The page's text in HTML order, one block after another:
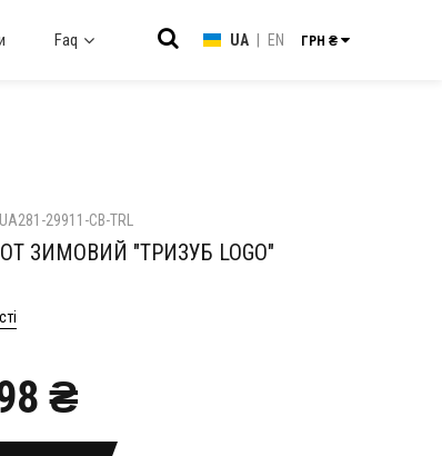
Faq UA EN ГРН ₴
29911-CB-TRL
ЗИМОВИЙ "ТРИЗУБ LOGO"
₴